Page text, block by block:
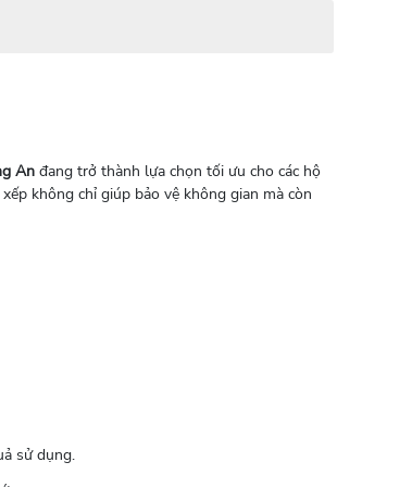
An đang trở thành lựa chọn tối ưu cho các hộ
không chỉ giúp bảo vệ không gian mà còn
sử dụng.